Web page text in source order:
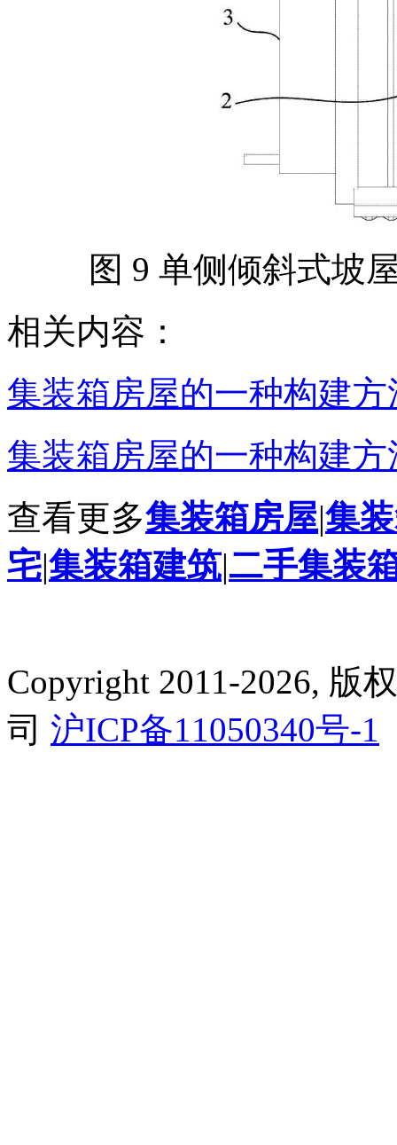
图 9 单侧倾斜式坡
相关内容：
集装箱房屋的一种构建方
集装箱房屋的一种构建方
查看更多集装箱房屋|集
宅|集装箱建筑|二手集装
Copyright 2011-2026, 版
司 沪ICP备11050340号-1